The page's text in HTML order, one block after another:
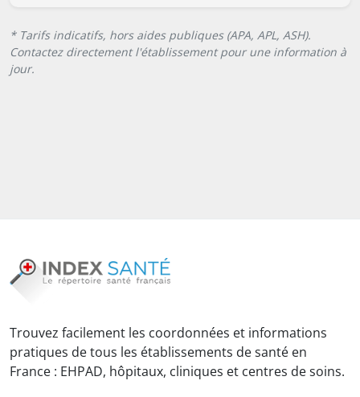
* Tarifs indicatifs, hors aides publiques (APA, APL, ASH).
Contactez directement l'établissement pour une information à
jour.
Trouvez facilement les coordonnées et informations
pratiques de tous les établissements de santé en
France : EHPAD, hôpitaux, cliniques et centres de soins.